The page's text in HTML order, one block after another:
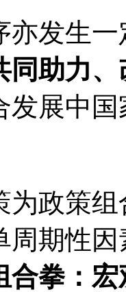
亦发生
同助力
发展中
为政策
周期性
合拳：